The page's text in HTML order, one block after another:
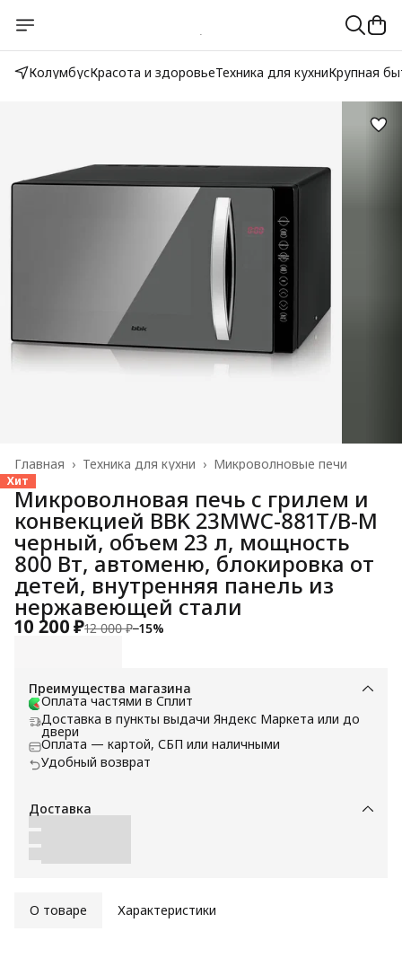
КолумбусКрасота и здоровьеТехника для кухниКрупная
Микроволновые печи
Техника для кухни ›
Главная ›
Хит
Микроволновая печь с грилем и
конвекцией BBK 23MWC-881T/B-M
черный, объем 23 л, мощность
800 Вт, автоменю, блокировка от
детей, внутренняя панель из
нержавеющей стали
10 200 ₽12 000 ₽−15%
Преимущества магазина
Оплата частями в Сплит
Доставка в пункты выдачи Яндекс Маркета или до
двери
Оплата — картой, СБП или наличными
Удобный возврат
Доставка
О товаре Характеристики